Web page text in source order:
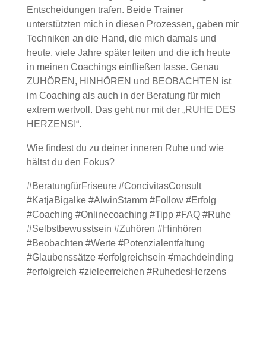
Entscheidungen trafen. Beide Trainer
unterstützten mich in diesen Prozessen, gaben mir
Techniken an die Hand, die mich damals und
heute, viele Jahre später leiten und die ich heute
in meinen Coachings einfließen lasse. Genau
ZUHÖREN, HINHÖREN und BEOBACHTEN ist
im Coaching als auch in der Beratung für mich
extrem wertvoll. Das geht nur mit der „RUHE DES
HERZENS!“.
Wie findest du zu deiner inneren Ruhe und wie
hältst du den Fokus?
#BeratungfürFriseure #ConcivitasConsult
#KatjaBigalke #AlwinStamm #Follow #Erfolg
#Coaching #Onlinecoaching #Tipp #FAQ #Ruhe
#Selbstbewusstsein #Zuhören #Hinhören
#Beobachten #Werte #Potenzialentfaltung
#Glaubenssätze #erfolgreichsein #machdeinding
#erfolgreich #zieleerreichen #RuhedesHerzens